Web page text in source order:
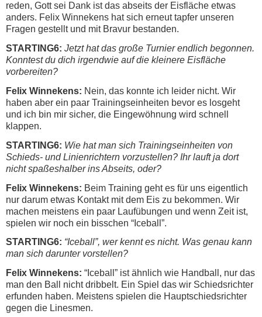
reden, Gott sei Dank ist das abseits der Eisfläche etwas
anders. Felix Winnekens hat sich erneut tapfer unseren
Fragen gestellt und mit Bravur bestanden.
STARTING6: Jetzt hat das große Turnier endlich begonnen.
Konntest du dich irgendwie auf die kleinere Eisfläche
vorbereiten?
Felix Winnekens: Nein, das konnte ich leider nicht. Wir
haben aber ein paar Trainingseinheiten bevor es losgeht
und ich bin mir sicher, die Eingewöhnung wird schnell
klappen.
STARTING6: Wie hat man sich Trainingseinheiten von
Schieds- und Linienrichtern vorzustellen? Ihr lauft ja dort
nicht spaßeshalber ins Abseits, oder?
Felix Winnekens: Beim Training geht es für uns eigentlich
nur darum etwas Kontakt mit dem Eis zu bekommen. Wir
machen meistens ein paar Laufübungen und wenn Zeit ist,
spielen wir noch ein bisschen “Iceball”.
STARTING6: “Iceball”, wer kennt es nicht. Was genau kann
man sich darunter vorstellen?
Felix Winnekens: “Iceball” ist ähnlich wie Handball, nur das
man den Ball nicht dribbelt. Ein Spiel das wir Schiedsrichter
erfunden haben. Meistens spielen die Hauptschiedsrichter
gegen die Linesmen.